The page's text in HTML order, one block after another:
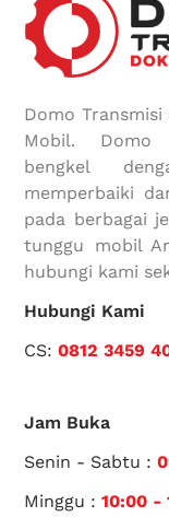
Domo
Mobil. Domo
bengkel
memperbaiki
pada berbagai
tunggu mobil
hubungi kami
Hubungi Kami
CS:0812 3459
Jam Buka
Senin - Sabtu :
Minggu :10:00 -